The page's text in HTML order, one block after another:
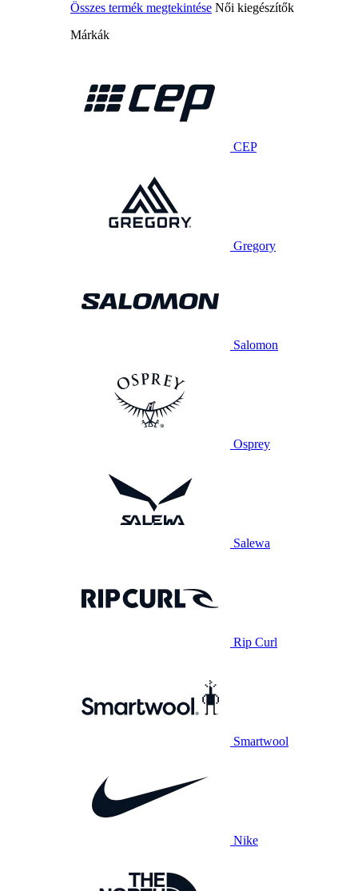
Összes termék megtekintése Női kiegészítők
Márkák
CEP
Gregory
Salomon
Osprey
Salewa
Rip Curl
Smartwool
Nike